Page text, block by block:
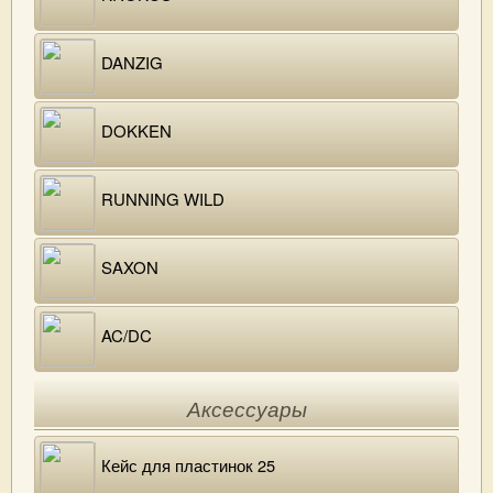
DANZIG
DOKKEN
RUNNING WILD
SAXON
AC/DC
Аксессуары
Кейс для пластинок 25